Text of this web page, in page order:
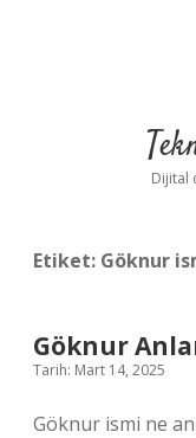
Dijital
Etiket: Göknur
Göknur
Tarih: Mart 14, 2025
Göknur ismi ne